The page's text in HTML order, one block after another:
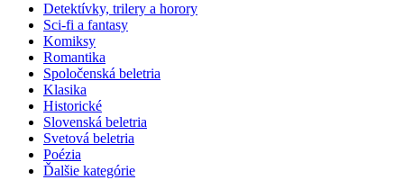
Detektívky, trilery a horory
Sci-fi a fantasy
Komiksy
Romantika
Spoločenská beletria
Klasika
Historické
Slovenská beletria
Svetová beletria
Poézia
Ďalšie kategórie